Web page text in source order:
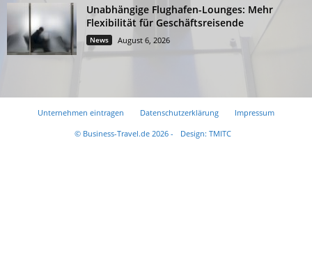
Unabhängige Flughafen-Lounges: Mehr
Flexibilität für Geschäftsreisende
News August 6, 2026
Unternehmen eintragen Datenschutzerklärung
Impressum
© Business-Travel.de 2026 -
Design: TMITC